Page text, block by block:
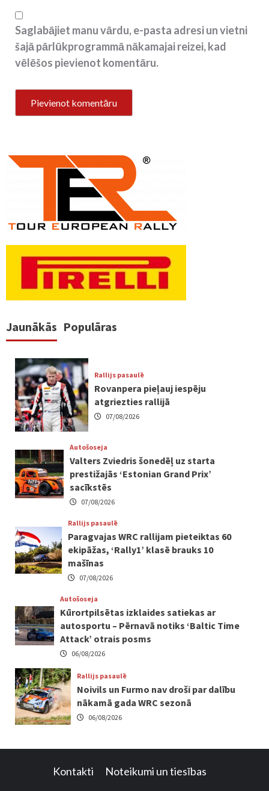
Saglabājiet manu vārdu, e-pasta adresi un vietni
šajā pārlūkprogrammā nākamajai reizei, kad
vēlēšos pievienot komentāru.
Jaunākās Populāras
Rallijs pasaulē
Rovanpera pieļauj iespēju
atgriezties rallijā
07/08/2026
Autošoseja
Valters Zviedris šonedēļ uz starta
prestižajās ‘Estonian Grand Prix’
sacīkstēs
07/08/2026
Rallijs pasaulē
Paragvajas WRC rallijam pieteiktas 60
ekipāžas, ‘Rally1’ klasē brauks 10
mašīnas
07/08/2026
Autošoseja
Kūrortpilsētas izklaides satiekas ar
autosportu – Pērnavā notiks ‘Baltic Time
Attack’ otrais posms
06/08/2026
Rallijs pasaulē
Noivils un Furmo nav droši par dalību
nākamā gada WRC sezonā
06/08/2026
Kontakti Noteikumi un tiesības